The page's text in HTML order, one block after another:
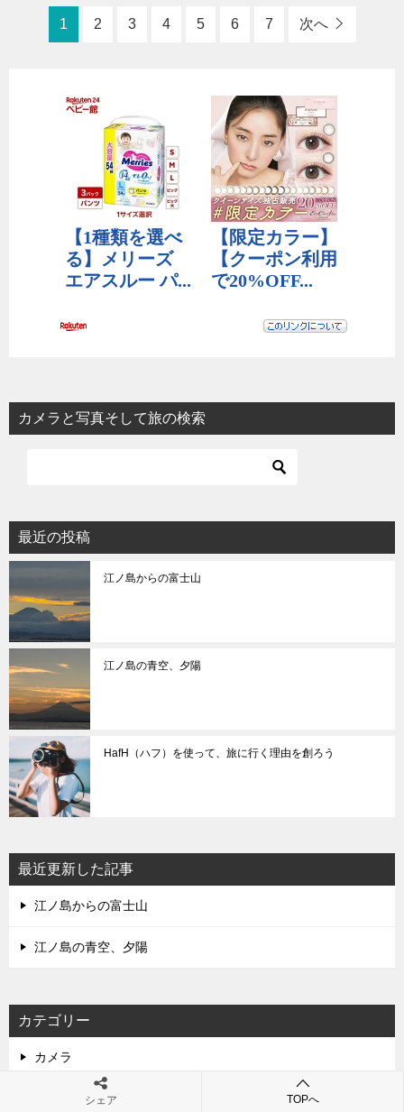
1 2 3 4 5 6 7 次へ
カメラと写真そして旅の検索
最近の投稿
江ノ島からの富士山
江ノ島の青空、夕陽
HafH（ハフ）を使って、旅に行く理由を創ろう
最近更新した記事
江ノ島からの富士山
江ノ島の青空、夕陽
カテゴリー
カメラ
撮影テクニック
シェア TOPへ